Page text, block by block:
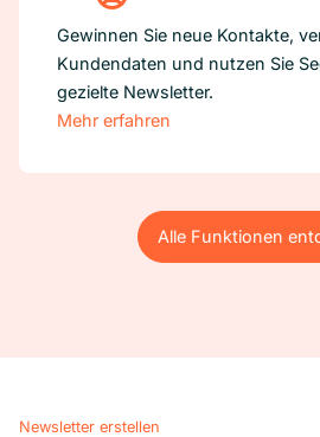
Gewinnen Sie neue Kontakte,
Kundendaten und nutzen Sie
gezielte Newsletter.
Mehr erfahren
Alle Funktionen
Alle Funktionen
Newsletter erstellen